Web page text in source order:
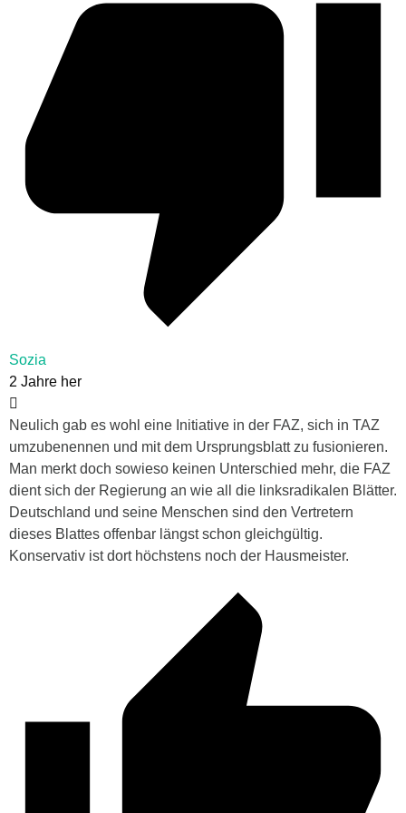
Sozia
2 Jahre her
Neulich gab es wohl eine Initiative in der FAZ, sich in TAZ
umzubenennen und mit dem Ursprungsblatt zu fusionieren.
Man merkt doch sowieso keinen Unterschied mehr, die FAZ
dient sich der Regierung an wie all die linksradikalen Blätter.
Deutschland und seine Menschen sind den Vertretern
dieses Blattes offenbar längst schon gleichgültig.
Konservativ ist dort höchstens noch der Hausmeister.